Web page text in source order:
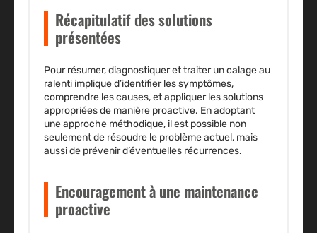
Récapitulatif des solutions
présentées
Pour résumer, diagnostiquer et traiter un calage au
ralenti implique d’identifier les symptômes,
comprendre les causes, et appliquer les solutions
appropriées de manière proactive. En adoptant
une approche méthodique, il est possible non
seulement de résoudre le problème actuel, mais
aussi de prévenir d’éventuelles récurrences.
Encouragement à une maintenance
proactive